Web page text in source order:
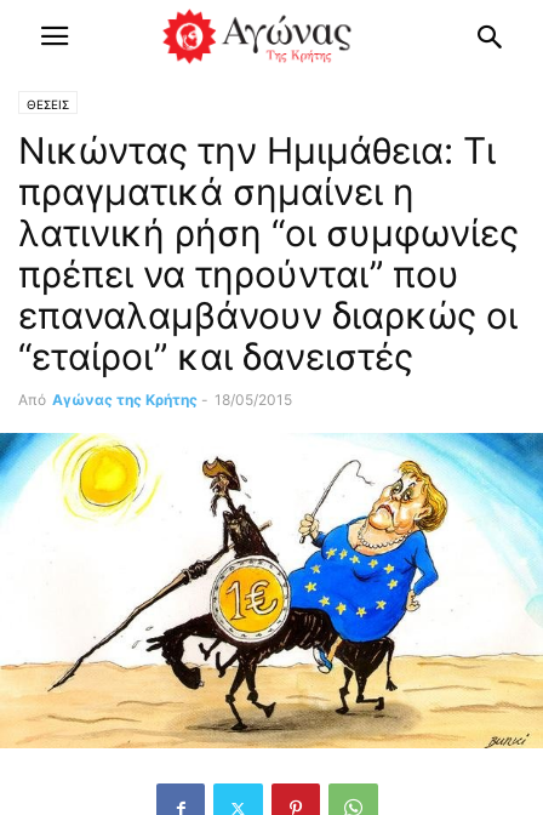
ΘΕΣΕΙΣ
Νικώντας την Ημιμάθεια: Τι
πραγματικά σημαίνει η
λατινική ρήση “οι συμφωνίες
πρέπει να τηρούνται” που
επαναλαμβάνουν διαρκώς οι
“εταίροι” και δανειστές
Από Αγώνας της Κρήτης - 18/05/2015